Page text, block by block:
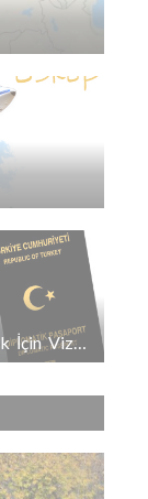
Üsküp Vize İstiyor Mu? Üsküp’e Gitmek İçin Vize Gerekli Mi?